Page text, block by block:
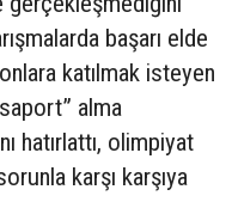
başarı elde
katılmak isteyen
alma
hatırlattı, olimpiyat
karşı karşıya